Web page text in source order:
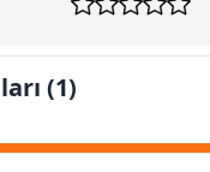
(1)